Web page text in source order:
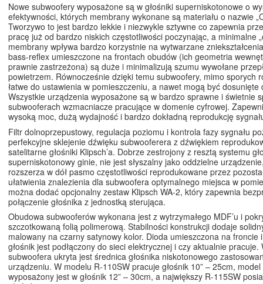
Nowe subwoofery wyposażone są w głośniki superniskotonowe o
efektywności, których membrany wykonane są materiału o nazwie
Tworzywo to jest bardzo lekkie i niezwykle sztywne co zapewnia
pracę już od bardzo niskich częstotliwości poczynając, a minimalne
membrany wpływa bardzo korzystnie na wytwarzane
bass-reflex umieszczone na frontach obudów (ich geometria
prawnie zastrzeżona) są duże i minimalizują szumu wywołane
powietrzem. Równocześnie dzięki temu subwoofery, mimo sporych
łatwe do ustawienia w pomieszczeniu, a nawet mogą być dosunięte
Wszystkie urządzenia wyposażone są w bardzo sprawne i świetnie
subwooferach wzmacniacze pracujące w domenie cyfrowej.
wysoką moc, dużą wydajność i bardzo dokładną reprodukcję
Filtr dolnoprzepustowy, regulacja poziomu i kontrola fazy sygnału
perfekcyjne sklejenie dźwięku subwooferera z dźwiękiem
satelitarne głośniki Klipsch’a. Dobrze zestrojony z resztą systemu
superniskotonowy ginie, nie jest słyszalny jako oddzielne
rozszerza w dół pasmo częstotliwości reprodukowane przez
ułatwienia znalezienia dla subwoofera optymalnego miejsca w
można dodać opcjonalny zestaw Klipsch WA-2, który zapewnia
połączenie głośnika z jednostką sterująca.
Obudowa subwooferów wykonana jest z wytrzymałego MDF’u i
szczotkowaną folią polimerową. Stabilności konstrukcji dodaje
malowany na czarny satynowy kolor. Dioda umieszczona na froncie
głośnik jest podłączony do sieci elektrycznej i czy aktualnie pracuje.
subwoofera ukryta jest średnica głośnika niskotonowego
urządzeniu. W modelu R-110SW pracuje głośnik 10” – 25cm,
wyposażony jest w głośnik 12” – 30cm, a największy R-115SW